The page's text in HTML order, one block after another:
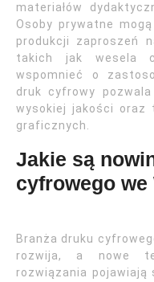
materiałów
Osoby prywatne
produkcji zaproszeń
takich jak wesela
wspomnieć o
druk cyfrowy
wysokiej jakości oraz
graficznych.
Jakie są
cyfrowego we
Branża druku
rozwija, a nowe
rozwiązania pojawiają